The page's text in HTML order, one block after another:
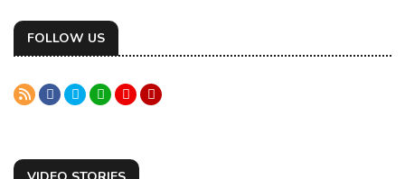
FOLLOW US